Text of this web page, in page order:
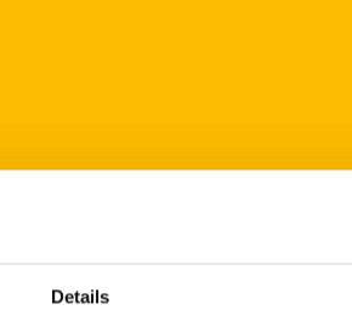
Details